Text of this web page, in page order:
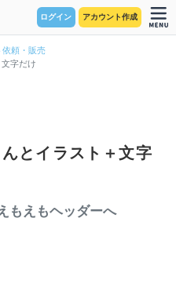
ログイン アカウント作成
依頼・販売
字だけ
とイラスト＋文字
もえもヘッダーへ